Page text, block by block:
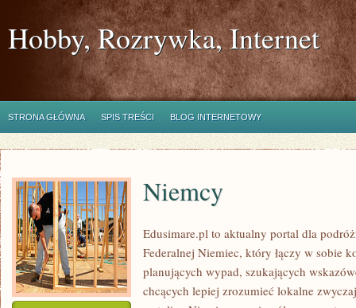
Hobby, Rozrywka, Internet
STRONA GŁÓWNA SPIS TREŚCI BLOG INTERNETOWY
Niemcy
Edusimare.pl to aktualny portal dla
Federalnej Niemiec, który łączy w sobie
planujących wypad, szukających
chcących lepiej zrozumieć lokalne